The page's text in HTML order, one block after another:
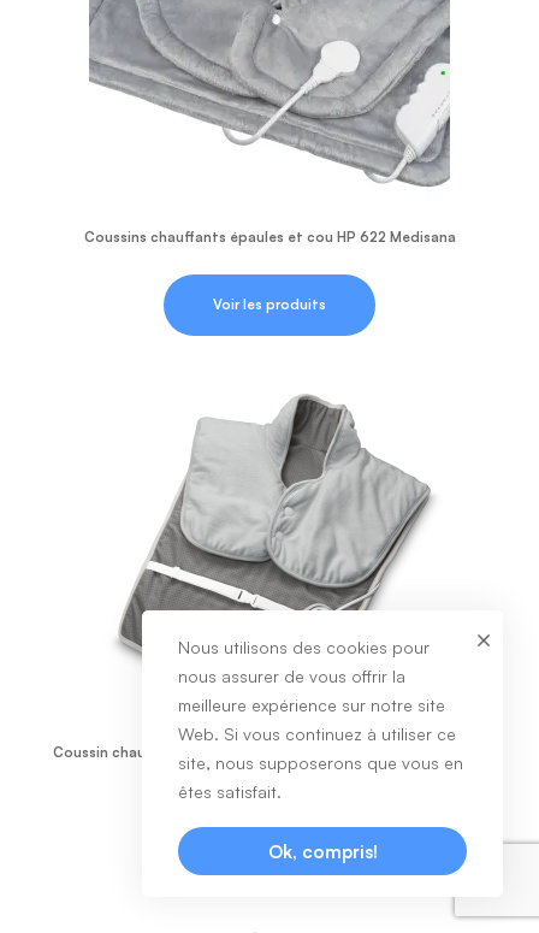
Coussins chauffants épaules et cou HP 622 Medisana
Voir les produits
Coussin chauffant pour les épaules et le dos HP 630 Medisana
Nous utilisons des cookies pour
nous assurer de vous offrir la
meilleure expérience sur notre site
Web. Si vous continuez à utiliser ce
site, nous supposerons que vous en
êtes satisfait.
Ok, compris!